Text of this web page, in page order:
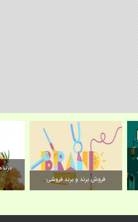
فروش برند و برند فروشی